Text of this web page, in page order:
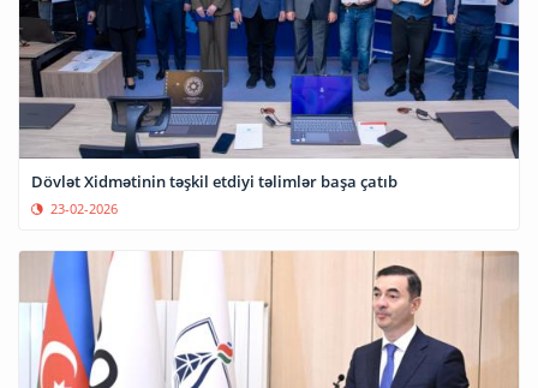
Dövlət Xidmətinin təşkil etdiyi təlimlər başa çatıb
23-02-2026